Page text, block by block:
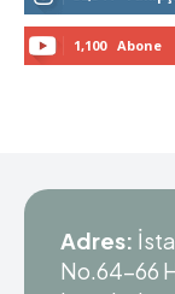
1,100 Abone
Adres:
No.64-66